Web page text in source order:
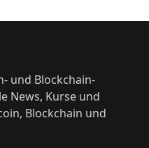
und Blockchain-
News, Kurse und
Blockchain und